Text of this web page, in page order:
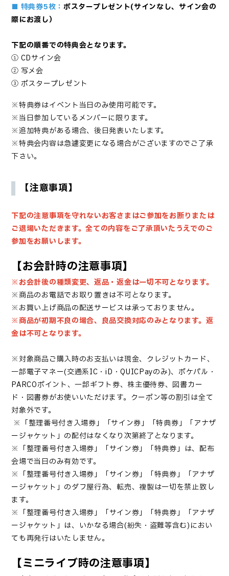
■ 特典券5枚： ポスタープレゼント(サインなし、サイン会の
際にお渡し）
下記の順番での特典会となります。
① CDサイン会
② 写メ会
③ ポスタープレゼント
※特典券はイベント当日のみ使用可能です。
※当日参加しているメンバーに限ります。
※追加特典がある場合、後日発表いたします。
※特典会内容は急遽変更になる場合がございますのでご了承
下さい。
【注意事項】
下記の注意事項を守れないお客さまはご参加をお断りまたは
ご退場いただきます。全ての内容をご了承頂いたうえでのご
参加をお願いします。
【お会計時の注意事項】
※お会計後の種類変更、返品・返金は一切不可となります。
※商品のお電話でお取り置きは不可となります。
※お買い上げ商品の配送サービスは承っておりません。
※商品が初期不良の場合、良品交換対応のみとなります。返
金は不可となります。
※対象商品ご購入時のお支払いは現金、クレジットカード、
一部電子マネー(交通系IC・iD・QUICPayのみ)、ポケパル・
PARCOポイント、一部ギフト券、株主優待券、図書カー
ド・図書券がお使いいただけます。クーポン等の割引は全て
対象外です。
※ 「整理番号付き入場券」「サイン券」「特典券」「アナザ
ージャケット」 の配付はなくなり次第終了となります。
※ 「整理番号付き入場券」「サイン券」「特典券」 は、配布
会場で当日のみ有効です。
※ 「整理番号付き入場券」「サイン券」「特典券」「アナザ
ージャケット」 のダフ屋行為、転売、複製は一切を禁止致し
ます。
※ 「整理番号付き入場券」「サイン券」「特典券」「アナザ
ージャケット」 は、いかなる場合(紛失・盗難等含む)におい
ても再発行はいたしません。
【ミニライブ時の注意事項】